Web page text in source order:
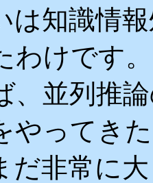
は知識情
わけです
、並列推
やってき
だ非常に